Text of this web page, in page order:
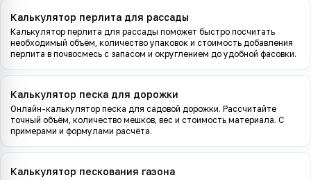
Калькулятор перлита для рассады
Калькулятор перлита для рассады поможет быстро посчитать
необходимый объём, количество упаковок и стоимость добавления
перлита в почвосмесь с запасом и округлением до удобной фасовки.
Калькулятор песка для дорожки
Онлайн-калькулятор песка для садовой дорожки. Рассчитайте
точный объём, количество мешков, вес и стоимость материала. С
примерами и формулами расчёта.
Калькулятор пескования газона